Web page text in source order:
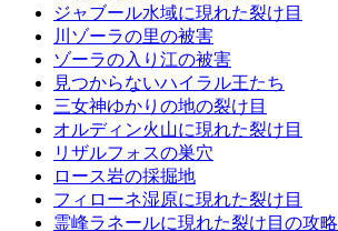
ジャブール水域に現れた裂け目
川ゾーラの里の被害
ゾーラの入り江の被害
見つからないハイラル王たち
三女神ゆかりの地の裂け目
オルディン火山に現れた裂け目
リザルフォスの巣穴
ロース岩の採掘地
フィローネ湿原に現れた裂け目
霊峰ラネールに現れた裂け目の攻略